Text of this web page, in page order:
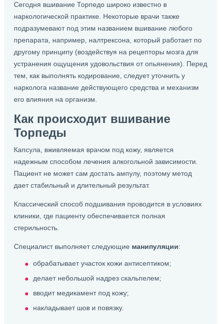
Сегодня вшивание Торпедо широко известно в
наркологической практике. Некоторые врачи также
подразумевают под этим названием вшивание любого
препарата, например, налтрексона, который работает по
другому принципу (воздействуя на рецепторы мозга для
устранения ощущения удовольствия от опьянения). Перед
тем, как выполнять кодирование, следует уточнить у
нарколога название действующего средства и механизм
его влияния на организм.
Как происходит вшивание
Торпеды
Капсула, вживляемая врачом под кожу, является
надежным способом лечения алкогольной зависимости.
Пациент не может сам достать ампулу, поэтому метод
дает стабильный и длительный результат.
Классический способ подшивания проводится в условиях
клиники, где пациенту обеспечивается полная
стерильность.
Специалист выполняет следующие манипуляции:
обрабатывает участок кожи антисептиком;
делает небольшой надрез скальпелем;
вводит медикамент под кожу;
накладывает шов и повязку.